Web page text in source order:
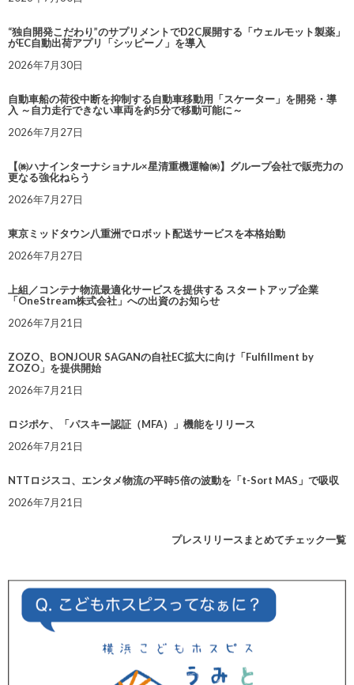
“独自開発こだわり”のサプリメントでD2C展開する「ウェルモット製薬」
がEC自動出荷アプリ「シッピーノ」を導入
2026年7月30日
自動車船の荷役中断を抑制する自動車移動用「スケーター」を開発・導
入 ～自力走行できない車両を約5分で移動可能に～
2026年7月27日
【㈱ハナインターナショナル×星清重機運輸㈱】グループ会社で販売力の
更なる強化ねらう
2026年7月27日
東京ミッドタウン八重洲でロボット配送サービスを本格始動
2026年7月27日
上組／コンテナ物流最適化サービスを提供する スタートアップ企業
「OneStream株式会社」への出資のお知らせ
2026年7月21日
ZOZO、BONJOUR SAGANの自社EC拡大に向け「Fulfillment by
ZOZO」を提供開始
2026年7月21日
ロジポケ、「パスキー認証（MFA）」機能をリリース
2026年7月21日
NTTロジスコ、エンタメ物流の平時5倍の波動を「t-Sort MAS」で吸収
2026年7月21日
プレスリリースまとめてチェック一覧